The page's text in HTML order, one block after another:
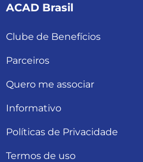
ACAD Brasil
Clube de Benefícios
Parceiros
Quero me associar
Informativo
Políticas de Privacidade
Termos de uso